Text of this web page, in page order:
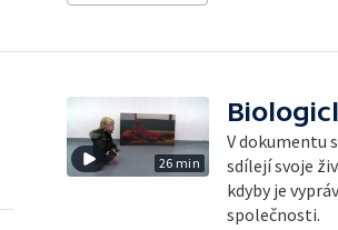
26 min
V dokumentu
sdílejí svoje
kdyby je
společnosti.